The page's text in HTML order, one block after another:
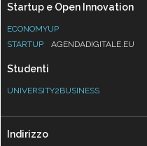
Startup e Open Innovation
ECONOMYUP
STARTUP
AGENDADIGITALE.EU
Studenti
UNIVERSITY2BUSINESS
Indirizzo